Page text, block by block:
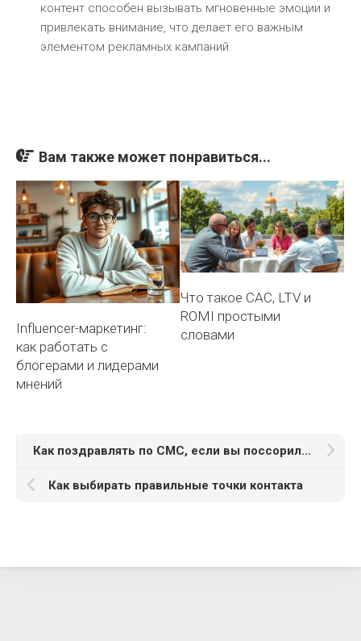
контент способен вызывать мгновенные эмоции и
привлекать внимание, что делает его важным
элементом рекламных кампаний.
Вам также может понравиться...
Influencer-маркетинг:
как работать с
блогерами и лидерами
мнений
Что такое CAC, LTV и
ROMI простыми
словами
Как поздравлять по СМС, если вы поссорились
Как выбирать правильные точки контакта